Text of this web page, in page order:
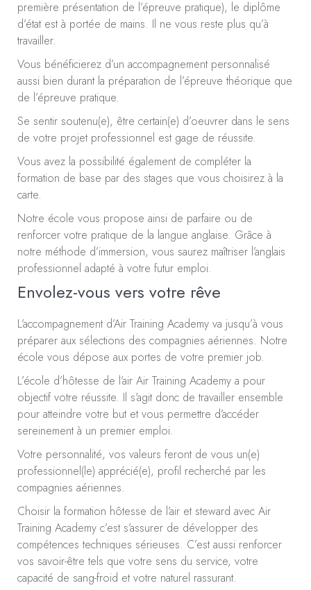
première présentation de l’épreuve pratique), le diplôme
d’état est à portée de mains. Il ne vous reste plus qu’à
travailler.
Vous bénéficierez d’un accompagnement personnalisé
aussi bien durant la préparation de l’épreuve théorique que
de l’épreuve pratique.
Se sentir soutenu(e), être certain(e) d’oeuvrer dans le sens
de votre projet professionnel est gage de réussite.
Vous avez la possibilité également de compléter la
formation de base par des stages que vous choisirez à la
carte.
Notre école vous propose ainsi de parfaire ou de
renforcer votre pratique de la langue anglaise. Grâce à
notre méthode d’immersion, vous saurez maîtriser l’anglais
professionnel adapté à votre futur emploi.
Envolez-vous vers votre rêve
L’accompagnement d’Air Training Academy va jusqu’à vous
préparer aux sélections des compagnies aériennes. Notre
école vous dépose aux portes de votre premier job.
L’école d’hôtesse de l’air Air Training Academy a pour
objectif votre réussite. Il s’agit donc de travailler ensemble
pour atteindre votre but et vous permettre d’accéder
sereinement à un premier emploi.
Votre personnalité, vos valeurs feront de vous un(e)
professionnel(le) apprécié(e), profil recherché par les
compagnies aériennes.
Choisir la formation hôtesse de l’air et steward avec Air
Training Academy c’est s’assurer de développer des
compétences techniques sérieuses. C’est aussi renforcer
vos savoir-être tels que votre sens du service, votre
capacité de sang-froid et votre naturel rassurant.